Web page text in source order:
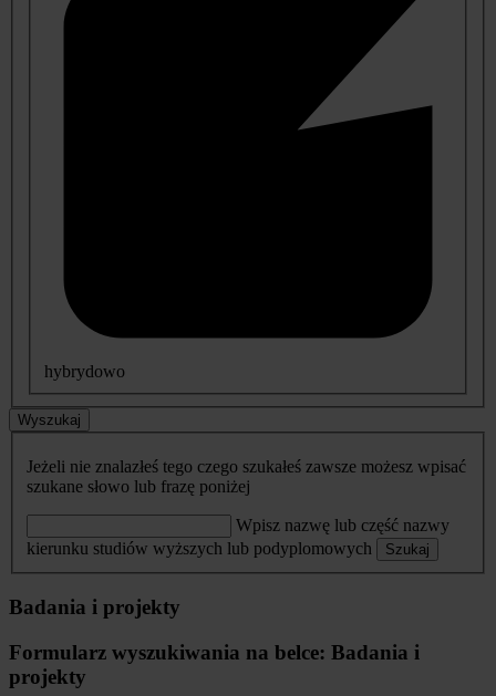
hybrydowo
Wyszukaj
Jeżeli nie znalazłeś tego czego szukałeś zawsze możesz wpisać
szukane słowo lub frazę poniżej
Wpisz nazwę lub część nazwy
kierunku studiów wyższych lub podyplomowych
Szukaj
Badania i projekty
Formularz wyszukiwania na belce: Badania i
projekty